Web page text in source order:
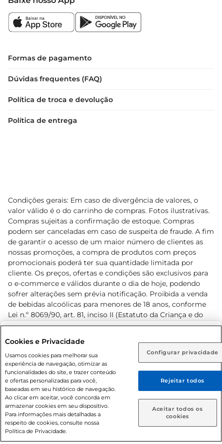
Rio de Janeiro (RJ) Goiás (GO)
Ou
Caso queira comprar online, informe como deseja receber
suas compras:
Entrega em casa Retire em Loja
Formas de pagamento
Dúvidas frequentes (FAQ)
Política de troca e devolução
Política de entrega
Condições gerais: Em caso de divergência de valores, o
valor válido é o do carrinho de compras. Fotos ilustrativas.
Compras sujeitas a confirmação de estoque. Compras
podem ser canceladas em caso de suspeita de fraude. A fim
de garantir o acesso de um maior número de clientes as
nossas promoções, a compra de produtos com preços
promocionais poderá ter sua quantidade limitada por
cliente. Os preços, ofertas e condições são exclusivos para
o e-commerce e válidos durante o dia de hoje, podendo
sofrer alterações sem prévia notificação. Proibida a venda
de bebidas alcoólicas para menores de 18 anos, conforme
Lei n.º 8069/90, art. 81, inciso II (Estatuto da Criança e do
Adolescente). Preços e condições exclusivos para o
prévio. O valor mínimo para as compras on-line é de R$
80,00.
© 2026 Copyright. Todos os direitos
reservados Prezunic.
Cookies e Privacidade
Usamos cookies para melhorar sua
experiência de navegação, otimizar as
funcionalidades do site, e trazer conteúdo
e ofertas personalizadas para você,
baseadas em seu histórico de navegação.
Ao clicar em aceitar, você concorda em
armazenar cookies em seu dispositivo.
Para informações mais detalhadas a
respeito de cookies, consulte nossa
Política de Privacidade.
Configurar privacidade
Rejeitar todos
Aceitar todos os
cookies